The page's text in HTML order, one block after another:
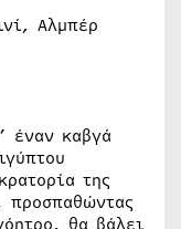
Αλμπέρ
έναν καβγά
της
προσπαθώντας